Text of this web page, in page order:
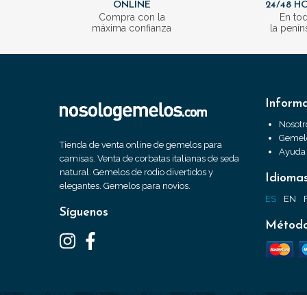
ONLINE
Compra con la
máxima confianza
24/48
En
la
Tienda de venta online de gemelos para
camisas. Venta de corbatas italianas de seda
natural. Gemelos de rodio divertidos y
elegantes. Gemelos para novios.
Síguenos
Ayuda
ES EN